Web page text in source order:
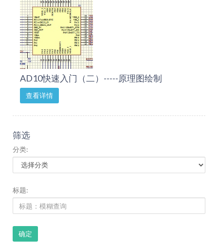
AD10快速入门（二）-----原理图绘制
查看详情
筛选
分类:
标题:
确定